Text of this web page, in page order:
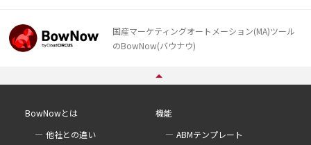
国産マーケティングオートメーション(MA)ツール
のBowNow(バウナウ)
BowNowとは
他社との違い
機能
ABMテンプレート